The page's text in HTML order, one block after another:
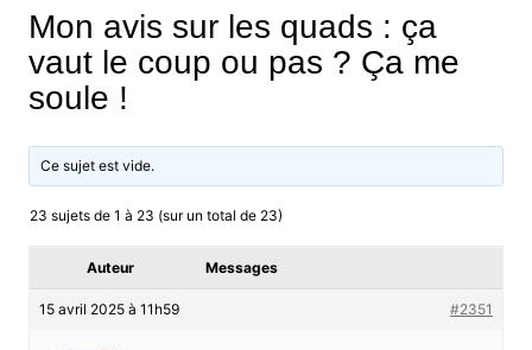
Mon avis sur les quads : ça
vaut le coup ou pas ? Ça me
soule !
Ce sujet est vide.
23 sujets de 1 à 23 (sur un total de 23)
Auteur Messages
15 avril 2025 à 11h59 #2351